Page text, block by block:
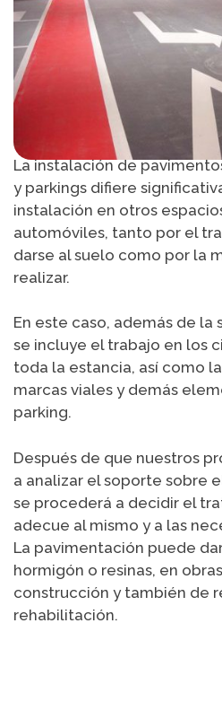
La instalación de
y parkings difiere
instalación en otros
automóviles, tanto por el
darse al suelo como por la
realizar.
En este caso, además de la
se incluye el trabajo en los
toda la estancia, así como
marcas viales y demás
parking.
Después de que nuestros
a analizar el soporte sobre
se procederá a decidir el
adecue al mismo y a las
La pavimentación puede
hormigón o resinas, en
construcción y también de
rehabilitación.